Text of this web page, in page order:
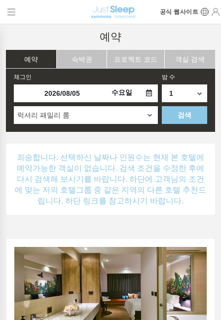
공식 웹사이트
예약
예약 숙박권 프로젝트 코드 객실 검색
체그인
수요일
밤 수
럭셔리 패밀리 룸 검색
죄송합니다. 선택하신 날짜나 인원수는 현재 본 호텔에
예약가능한 객실이 없습니다. 검색 조건을 수정한 후에
다시 검색해 보시기를 바랍니다. 하단에 고객님의 조건
에 맞는 저의 호텔그룹 중 같은 지역의 다른 호텔 추천드
립니다. 하단 링크를 참고하시기 바랍니다.